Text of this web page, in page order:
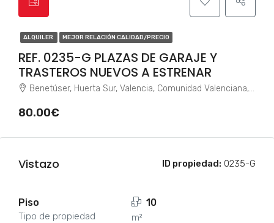
ALQUILER MEJOR RELACIÓN CALIDAD/PRECIO
REF. 0235-G PLAZAS DE GARAJE Y
TRASTEROS NUEVOS A ESTRENAR
Benetúser, Huerta Sur, Valencia, Comunidad Valenciana, España
80.00€
Vistazo ID propiedad: 0235-G
Piso
Tipo de propiedad
10
m²